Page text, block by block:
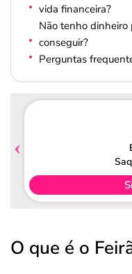
vida financeira?
Não tenho dinheiro
conseguir?
Perguntas
O que é o